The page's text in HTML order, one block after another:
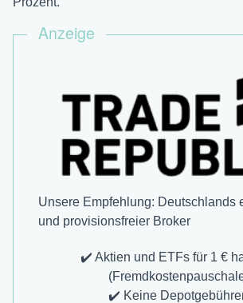
Anzeige
Unsere Empfehlung: Deutschlands
und provisions­freier Broker
✔️ Aktien und ETFs für 1 €
✔️ Keine